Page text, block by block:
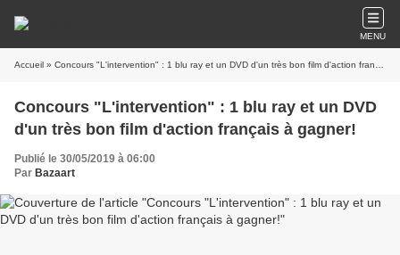
MENU
Accueil » Concours "L'intervention" : 1 blu ray et un DVD d'un très bon film d'action français à gagner!
Concours "L'intervention" : 1 blu ray et un DVD
d'un très bon film d'action français à gagner!
Publié le 30/05/2019 à 06:00
Par Bazaart